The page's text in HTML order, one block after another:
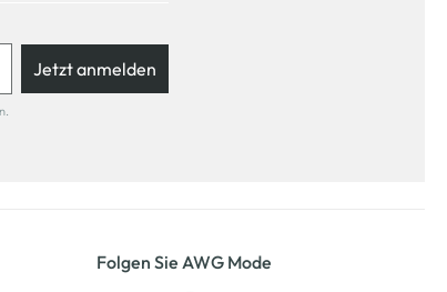
Jetzt anmelden
Folgen Sie AWG Mode